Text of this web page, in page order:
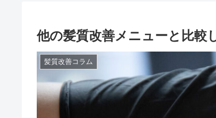
他の髪質改善メニューと比較
髪質改善コラム